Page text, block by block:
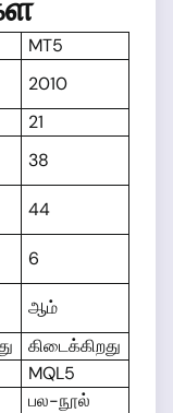
MT5
2010
21
38
44
6
ஆம்
கிடைக்கிறது
MQL5
பல-நூல்